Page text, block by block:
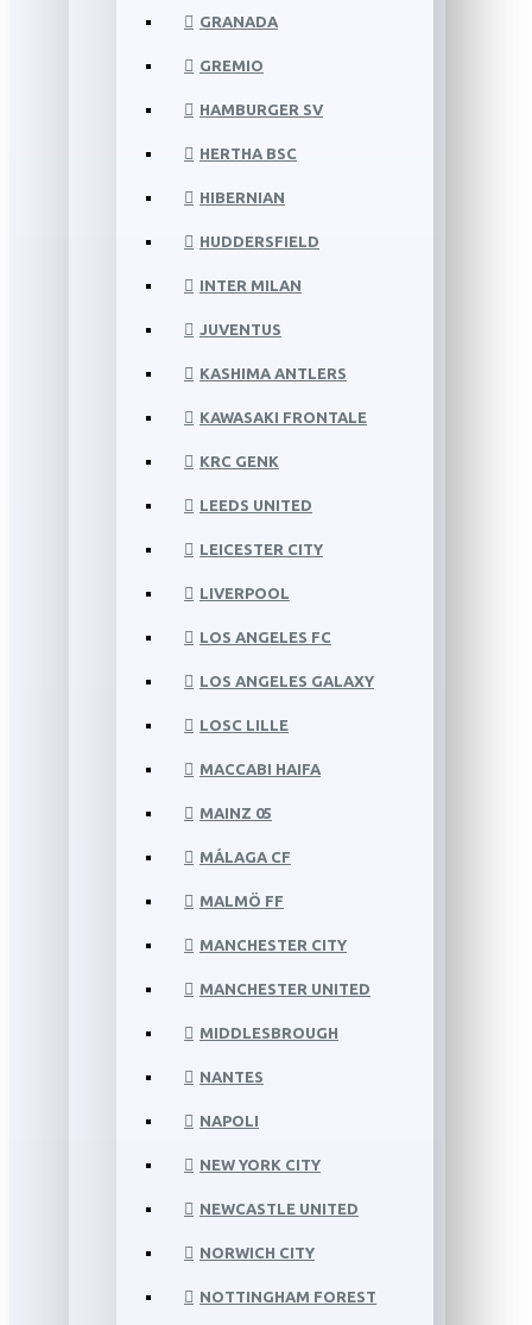
GRANADA
GREMIO
HAMBURGER SV
HERTHA BSC
HIBERNIAN
HUDDERSFIELD
INTER MILAN
JUVENTUS
KASHIMA ANTLERS
KAWASAKI FRONTALE
KRC GENK
LEEDS UNITED
LEICESTER CITY
LIVERPOOL
LOS ANGELES FC
LOS ANGELES GALAXY
LOSC LILLE
MACCABI HAIFA
MAINZ 05
MÁLAGA CF
MALMÖ FF
MANCHESTER CITY
MANCHESTER UNITED
MIDDLESBROUGH
NANTES
NAPOLI
NEW YORK CITY
NEWCASTLE UNITED
NORWICH CITY
NOTTINGHAM FOREST